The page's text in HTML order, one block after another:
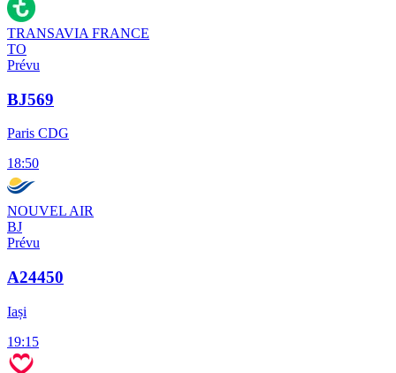
TRANSAVIA FRANCE
TO
Prévu
BJ569
Paris CDG
18:50
NOUVEL AIR
BJ
Prévu
A24450
Iași
19:15